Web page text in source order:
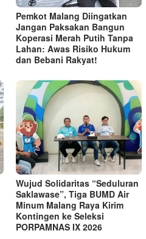
Pemkot Malang Diingatkan
Jangan Paksakan Bangun
Koperasi Merah Putih Tanpa
Lahan: Awas Risiko Hukum
dan Bebani Rakyat!
Wujud Solidaritas “Seduluran
Saklawase”, Tiga BUMD Air
Minum Malang Raya Kirim
Kontingen ke Seleksi
PORPAMNAS IX 2026